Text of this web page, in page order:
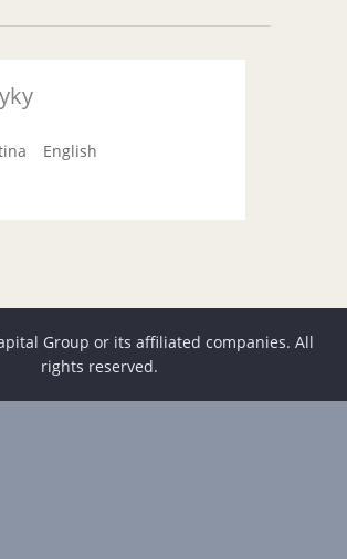
English
Group or its affiliated companies. All
rights reserved.